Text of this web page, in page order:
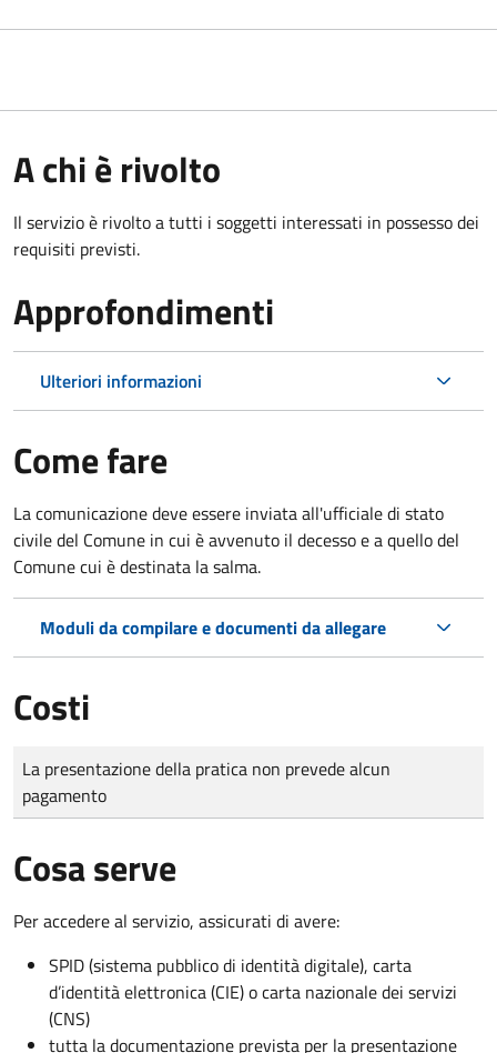
A chi è rivolto
Il servizio è rivolto a tutti i soggetti interessati in possesso dei
requisiti previsti.
Approfondimenti
Ulteriori informazioni
Come fare
La comunicazione deve essere inviata all'ufficiale di stato
civile del Comune in cui è avvenuto il decesso e a quello del
Comune cui è destinata la salma.
Moduli da compilare e documenti da allegare
Costi
Tipo di pagamento
Importo
La presentazione della pratica non prevede alcun
pagamento
Cosa serve
Per accedere al servizio, assicurati di avere:
SPID (sistema pubblico di identità digitale), carta
d’identità elettronica (CIE) o carta nazionale dei servizi
(CNS)
tutta la documentazione prevista per la presentazione